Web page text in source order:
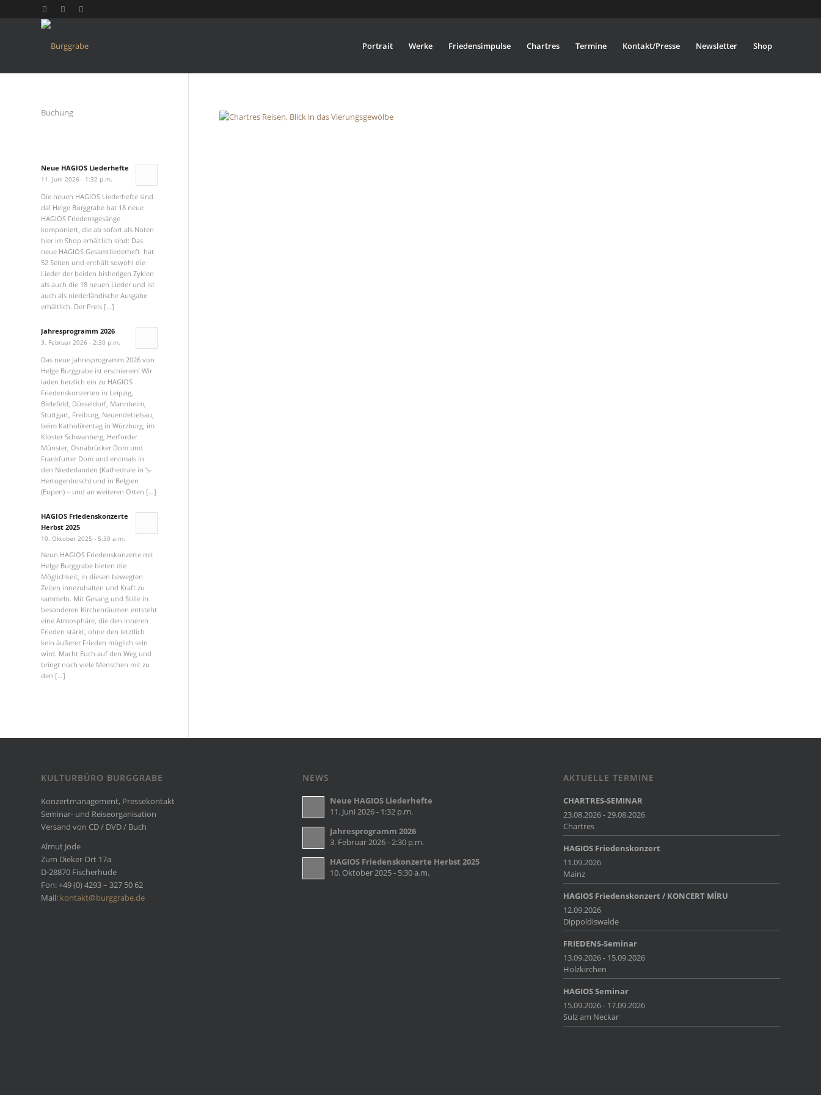
Portrait Werke Friedensimpulse Chartres Termine Kontakt/Presse Newsletter Shop
Buchung
Neue HAGIOS Liederhefte
11. Juni 2026 - 1:32 p.m.
Die neuen HAGIOS Liederhefte sind
da! Helge Burggrabe hat 18 neue
HAGIOS Friedensgesänge
komponiert, die ab sofort als Noten
hier im Shop erhältlich sind: Das
neue HAGIOS Gesamtliederheft hat
52 Seiten und enthält sowohl die
Lieder der beiden bisherigen Zyklen
als auch die 18 neuen Lieder und ist
auch als niederländische Ausgabe
erhältlich. Der Preis […]
Jahresprogramm 2026
3. Februar 2026 - 2:30 p.m.
Das neue Jahresprogramm 2026 von
Helge Burggrabe ist erschienen! Wir
laden herzlich ein zu HAGIOS
Friedenskonzerten in Leipzig,
Bielefeld, Düsseldorf, Mannheim,
Stuttgart, Freiburg, Neuendettelsau,
beim Katholikentag in Würzburg, im
Kloster Schwanberg, Herforder
Münster, Osnabrücker Dom und
Frankfurter Dom und erstmals in
den Niederlanden (Kathedrale in ’s-
Hertogenbosch) und in Belgien
(Eupen) – und an weiteren Orten […]
HAGIOS Friedenskonzerte
Herbst 2025
10. Oktober 2025 - 5:30 a.m.
Neun HAGIOS Friedenskonzerte mit
Helge Burggrabe bieten die
Möglichkeit, in diesen bewegten
Zeiten innezuhalten und Kraft zu
sammeln. Mit Gesang und Stille in
besonderen Kirchenräumen entsteht
eine Atmosphäre, die den inneren
Frieden stärkt, ohne den letztlich
kein äußerer Frieden möglich sein
wird. Macht Euch auf den Weg und
bringt noch viele Menschen mit zu
den […]
KULTURBÜRO BURGGRABE
Konzertmanagement, Pressekontakt
Seminar- und Reiseorganisation
Versand von CD / DVD / Buch
Almut Jöde
Zum Dieker Ort 17a
D-28870 Fischerhude
Fon: +49 (0) 4293 – 327 50 62
Mail: kontakt@burggrabe.de
NEWS
Neue HAGIOS Liederhefte
11. Juni 2026 - 1:32 p.m.
Jahresprogramm 2026
3. Februar 2026 - 2:30 p.m.
HAGIOS Friedenskonzerte Herbst 2025
10. Oktober 2025 - 5:30 a.m.
AKTUELLE TERMINE
CHARTRES-SEMINAR
23.08.2026 - 29.08.2026
Chartres
HAGIOS Friedenskonzert
11.09.2026
Mainz
HAGIOS Friedenskonzert / KONCERT MÍRU
12.09.2026
Dippoldiswalde
FRIEDENS-Seminar
13.09.2026 - 15.09.2026
Holzkirchen
HAGIOS Seminar
15.09.2026 - 17.09.2026
Sulz am Neckar